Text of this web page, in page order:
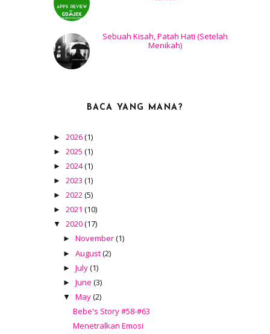
Sebuah Kisah, Patah Hati (Setelah
Menikah)
BACA YANG MANA?
►2026(1)
►2025(1)
►2024(1)
►2023(1)
►2022(5)
►2021(10)
▼2020(17)
► November(1)
► August(2)
► July(1)
► June (3)
▼ May(2)
Bebe's Story #58-#63
Menetralkan Emosi